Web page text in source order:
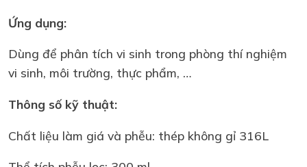
Ứng dụng:
Dùng để phân tích vi sinh trong phòng thí nghiệm
vi sinh, môi trường, thực phẩm, …
Thông số kỹ thuật:
Chất liệu làm giá và phễu: thép không gỉ 316L